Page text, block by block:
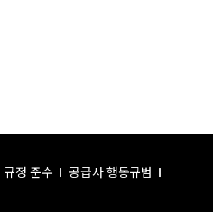
규정 준수 공급사 행동규범